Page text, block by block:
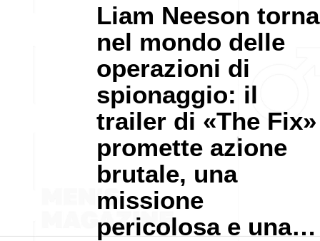
Liam Neeson torna
nel mondo delle
operazioni di
spionaggio: il
trailer di «The Fix»
promette azione
brutale, una
missione
pericolosa e una…